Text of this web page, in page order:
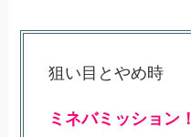
狙い目とやめ時
ミネバミッション！